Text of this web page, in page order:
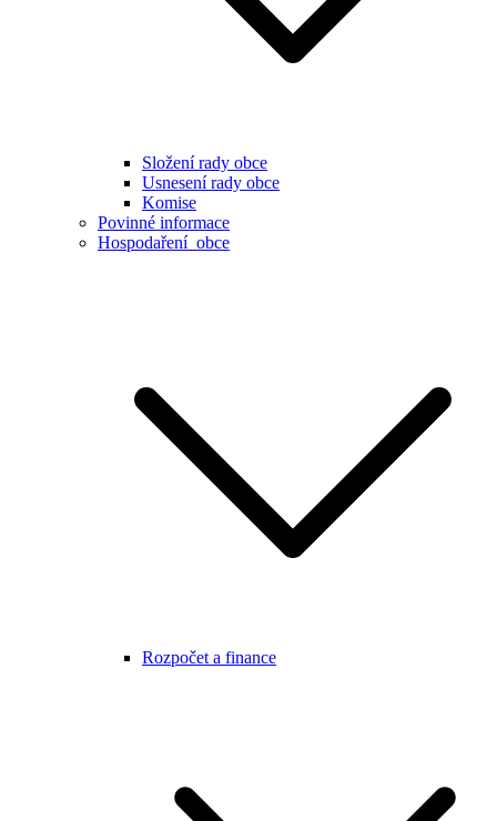
Složení rady obce
Usnesení rady obce
Komise
Povinné informace
Hospodaření obce
Rozpočet a finance